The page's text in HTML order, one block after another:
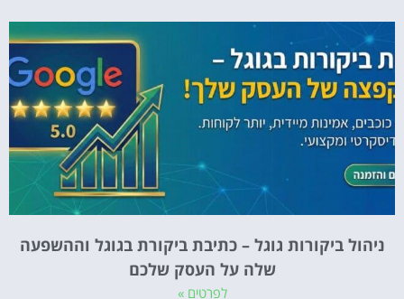
ניהול ביקורות גוגל – כתיבת ביקורת בגוגל וההשפעה
שלה על העסק שלכם
לפרטים »